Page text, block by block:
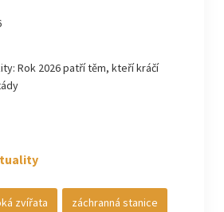
Rok 2026 patří těm, kteří kráčí
zvířata záchranná stanice